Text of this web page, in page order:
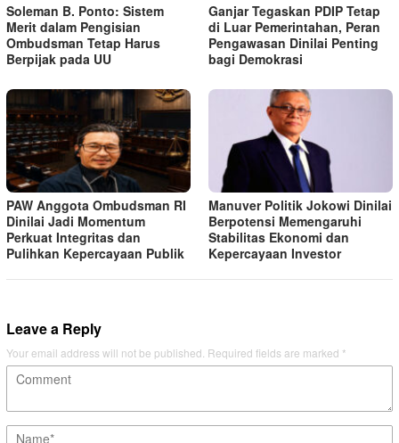
Soleman B. Ponto: Sistem
Merit dalam Pengisian
Ombudsman Tetap Harus
Berpijak pada UU
Ganjar Tegaskan PDIP Tetap
di Luar Pemerintahan, Peran
Pengawasan Dinilai Penting
bagi Demokrasi
PAW Anggota Ombudsman RI
Dinilai Jadi Momentum
Perkuat Integritas dan
Pulihkan Kepercayaan Publik
Manuver Politik Jokowi Dinilai
Berpotensi Memengaruhi
Stabilitas Ekonomi dan
Kepercayaan Investor
Leave a Reply
Your email address will not be published. Required fields are marked *